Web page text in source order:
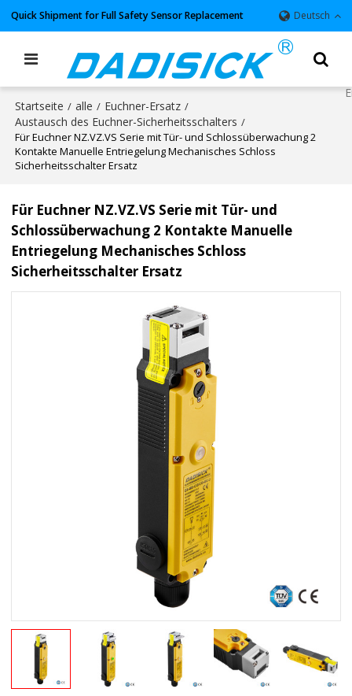
Quick Shipment for Full Safety Sensor Replacement Deutsch
Startseite / alle / Euchner-Ersatz /
Austausch des Euchner-Sicherheitsschalters /
Für Euchner NZ.VZ.VS Serie mit Tür- und Schlossüberwachung 2
Kontakte Manuelle Entriegelung Mechanisches Schloss
Sicherheitsschalter Ersatz
Für Euchner NZ.VZ.VS Serie mit Tür- und
Schlossüberwachung 2 Kontakte Manuelle
Entriegelung Mechanisches Schloss
Sicherheitsschalter Ersatz